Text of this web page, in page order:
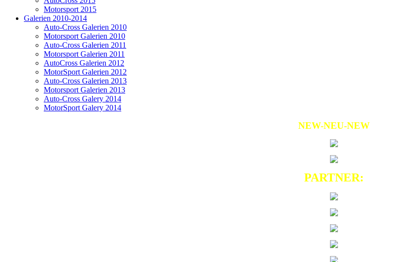
Motorsport 2015
Galerien 2010-2014
Auto-Cross Galerien 2010
Motorsport Galerien 2010
Auto-Cross Galerien 2011
Motorsport Galerien 2011
AutoCross Galerien 2012
MotorSport Galerien 2012
Auto-Cross Galerien 2013
Motorsport Galerien 2013
Auto-Cross Galery 2014
MotorSport Galery 2014
NEW-NEU-NEW
PARTNER: